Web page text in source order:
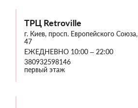
ТРЦ Retroville
г. Киев, просп. Европейского Союза,
47
ЕЖЕДНЕВНО 10:00 – 22:00
380932598146
первый этаж